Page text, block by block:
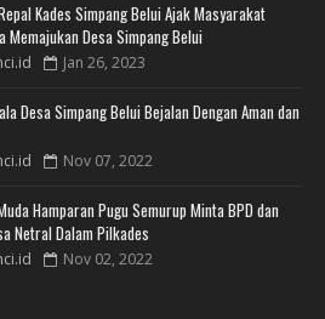
Kades Simpang Belui Ajak Masyarakat
Memajukan Desa Simpang Belui
Jan 26, 2023
Desa Simpang Belui Bejalan Dengan Aman dan
Nov 07, 2022
Hamparan Pugu Semurup Minta BPD dan
Netral Dalam Pilkades
Nov 02, 2022